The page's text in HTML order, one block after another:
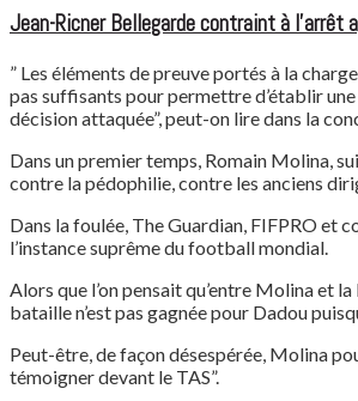
Jean-Ricner Bellegarde contraint à l’arrêt
” Les éléments de preuve portés à la
pas suffisants pour permettre d’établir
décision attaquée”, peut-on lire dans la
Dans un premier temps, Romain Molina,
contre la pédophilie, contre les anciens
Dans la foulée, The Guardian, FIFPRO et
l’instance suprême du football mondial.
Alors que l’on pensait qu’entre Molina et
bataille n’est pas gagnée pour Dadou
Peut-être, de façon désespérée, Molina
témoigner devant le TAS”.